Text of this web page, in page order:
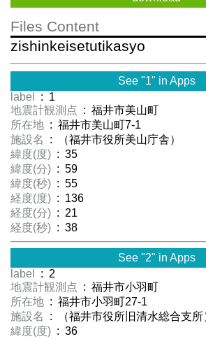
Files Content
zishinkeisetutikasyo
See "1" in Apps
label
: 1
地震計観測点 : 福井市美山町
所在地 : 福井市美山町7-1
施設名
: （福井市役所美山庁舎）
緯度(度) : 35
緯度(分) : 59
緯度(秒) : 55
経度(度) : 136
経度(分) : 21
経度(秒) : 38
See "2" in Apps
label
: 2
地震計観測点 : 福井市小羽町
所在地 : 福井市小羽町27-1
施設名
: （福井市役所旧清水総合支所
緯度(度) : 36